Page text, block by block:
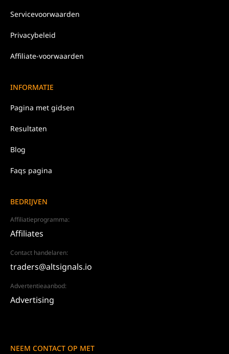
Servicevoorwaarden
Privacybeleid
Affiliate-voorwaarden
INFORMATIE
Pagina met gidsen
Resultaten
Blog
Faqs pagina
BEDRIJVEN
Affiliatieprogramma:
Affiliates
Contact handelaren:
traders@altsignals.io
Advertentieaanbod:
Advertising
NEEM CONTACT OP MET